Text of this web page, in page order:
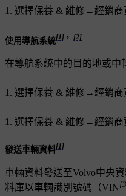
選擇保養 & 維修→經銷商
使用導航系統[1] ， [2]
在導航系統中的目的地或中
選擇保養 & 維修→經銷商
選擇保養 & 維修→經銷商
發送車輛資料[1]
車輛資料發送至Volvo中央
料庫以車輛識別號碼（VIN